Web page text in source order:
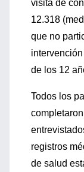
visita de
12.318
que no
de los 12
Todos los
registros
de salud